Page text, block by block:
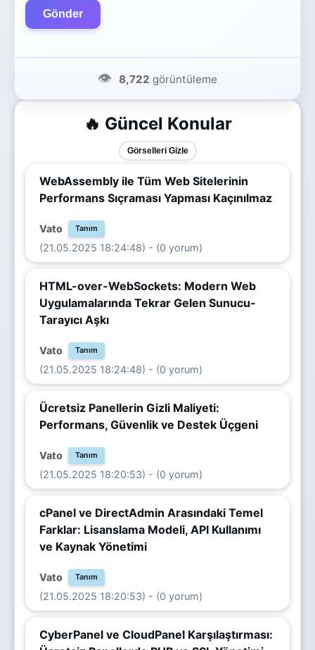
🔥 Güncel Konular
Görselleri Gizle
WebAssembly ile Tüm Web Sitelerinin
Performans Sıçraması Yapması Kaçınılmaz
Vato Tanım
(21.05.2025 18:24:48) - (0 yorum)
HTML-over-WebSockets: Modern Web
Uygulamalarında Tekrar Gelen Sunucu-
Tarayıcı Aşkı
Vato Tanım
(21.05.2025 18:24:48) - (0 yorum)
Ücretsiz Panellerin Gizli Maliyeti:
Performans, Güvenlik ve Destek Üçgeni
Vato Tanım
(21.05.2025 18:20:53) - (0 yorum)
cPanel ve DirectAdmin Arasındaki Temel
Farklar: Lisanslama Modeli, API Kullanımı
ve Kaynak Yönetimi
Vato Tanım
(21.05.2025 18:20:53) - (0 yorum)
CyberPanel ve CloudPanel Karşılaştırması:
Gönder
👁️ 8,722 görüntüleme